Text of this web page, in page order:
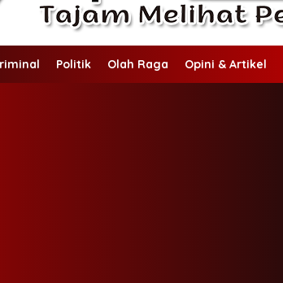
Politik Olah Raga Opini & Artikel